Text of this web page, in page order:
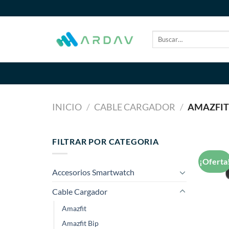
al
Buscar
INICIO / CABLE CARGADOR /
FILTRAR POR CATEGORIA
Accesorios Smartwatch
Cable Cargador
Amazfit
Amazfit Bip